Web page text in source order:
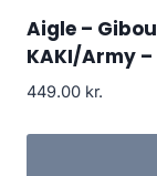
Aigle –
KAKI/Army –
449.00 kr.